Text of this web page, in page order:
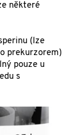
některé
(lze
prekurzorem)
pouze u
s